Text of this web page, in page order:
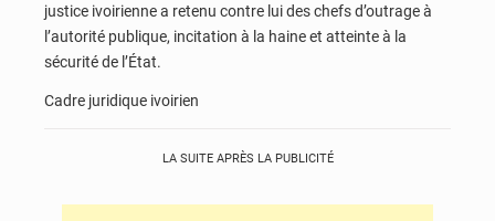
justice ivoirienne a retenu contre lui des chefs d’outrage à
l’autorité publique, incitation à la haine et atteinte à la
sécurité de l’État.
Cadre juridique ivoirien
LA SUITE APRÈS LA PUBLICITÉ